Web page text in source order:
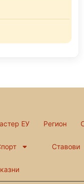
ЕУ Регион
Ставови